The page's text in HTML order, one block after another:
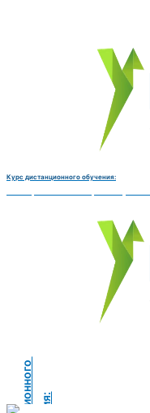
Курс дистанционного обучения: